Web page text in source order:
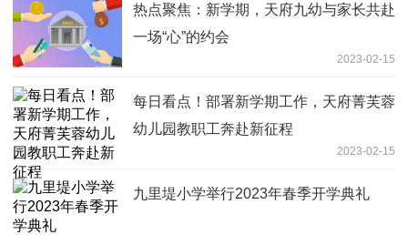
热点聚焦：新学期，天府九幼与家长共赴
一场“心”的约会
2023-02-15
每日看点！部署新学期工作，天府菁芙蓉
幼儿园教职工奔赴新征程
2023-02-15
九里堤小学举行2023年春季开学典礼